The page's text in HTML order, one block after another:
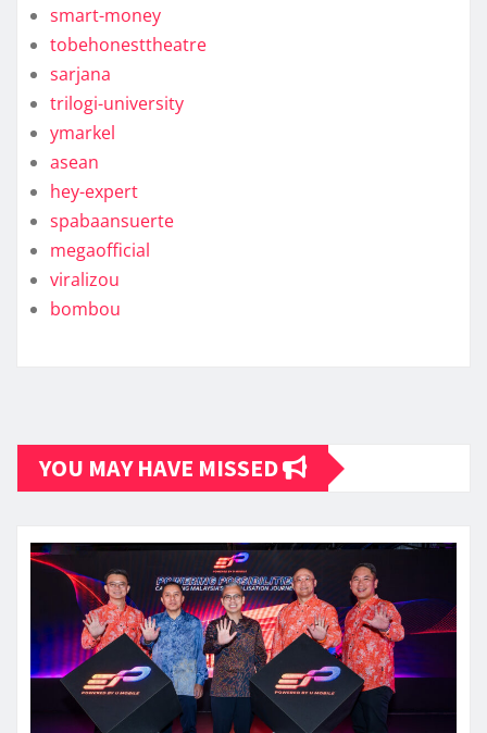
smart-money
tobehonesttheatre
sarjana
trilogi-university
ymarkel
asean
hey-expert
spabaansuerte
megaofficial
viralizou
bombou
YOU MAY HAVE MISSED